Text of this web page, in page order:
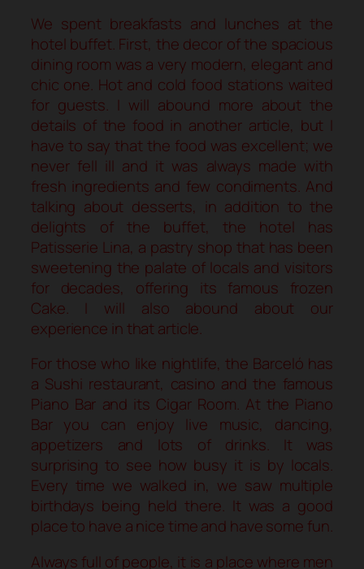
We spent breakfasts and lunches at the
hotel buffet. First, the decor of the spacious
dining room was a very modern, elegant and
chic one. Hot and cold food stations waited
for guests. I will abound more about the
details of the food in another article, but I
have to say that the food was excellent; we
never fell ill and it was always made with
fresh ingredients and few condiments. And
talking about desserts, in addition to the
delights of the buffet, the hotel has
Patisserie Lina, a pastry shop that has been
sweetening the palate of locals and visitors
for decades, offering its famous frozen
Cake. I will also abound about our
experience in that article.
For those who like nightlife, the Barceló has
a Sushi restaurant, casino and the famous
Piano Bar and its Cigar Room. At the Piano
Bar you can enjoy live music, dancing,
appetizers and lots of drinks. It was
surprising to see how busy it is by locals.
Every time we walked in, we saw multiple
birthdays being held there. It was a good
place to have a nice time and have some fun.
Always full of people, it is a place where men